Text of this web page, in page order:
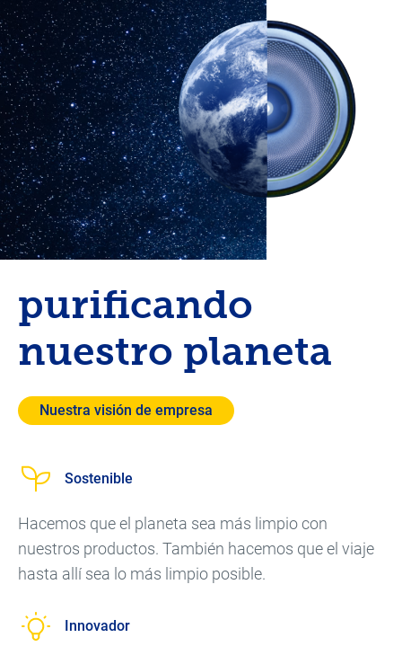
purificando
nuestro planeta
Nuestra visión de empresa
Sostenible
Hacemos que el planeta sea más limpio con
nuestros productos. También hacemos que el viaje
hasta allí sea lo más limpio posible.
Innovador